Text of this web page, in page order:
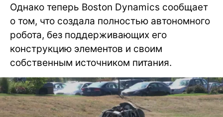
Однако теперь Boston Dynamics сообщает
о том, что создала полностью автономного
робота, без поддерживающих его
конструкцию элементов и своим
собственным источником питания.